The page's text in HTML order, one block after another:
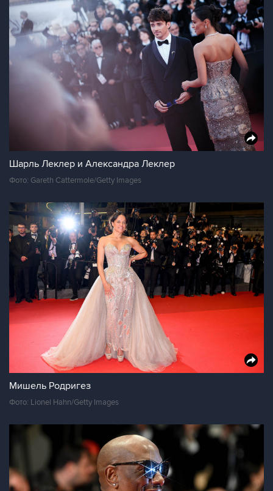
Шарль Леклер и Александра Леклер
Фото: Gareth Cattermole/Getty Images
Мишель Родригез
Фото: Lionel Hahn/Getty Images